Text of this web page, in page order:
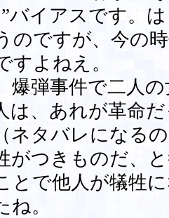
バイアスです。
のですが、今の
すよねえ。
弾事件で二人
は、あれが革命
ネタバレになる
がつきものだ、
とで他人が犠牲
ね。